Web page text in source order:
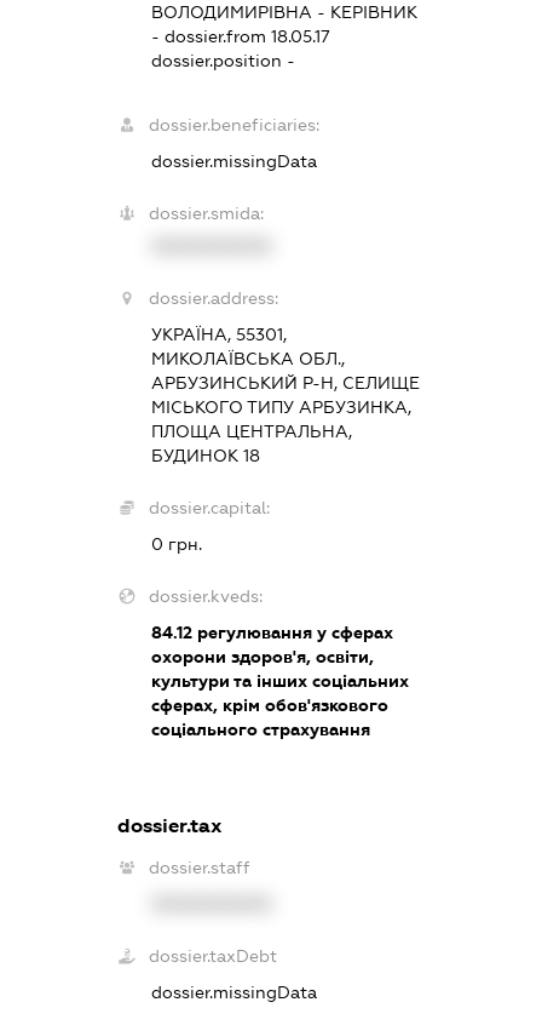
ВОЛОДИМИРІВНА - КЕРІВНИК
- dossier.from 18.05.17
dossier.position -
dossier.beneficiaries:
dossier.missingData
dossier.smida:
dossier.address:
УКРАЇНА, 55301,
МИКОЛАЇВСЬКА ОБЛ.,
АРБУЗИНСЬКИЙ Р-Н, СЕЛИЩЕ
МІСЬКОГО ТИПУ АРБУЗИНКА,
ПЛОЩА ЦЕНТРАЛЬНА,
БУДИНОК 18
dossier.capital:
0 грн.
dossier.kveds:
84.12 регулювання у сферах
охорони здоров'я, освіти,
культури та інших соціальних
сферах, крім обов'язкового
соціального страхування
dossier.tax
dossier.staff
dossier.taxDebt
dossier.missingData